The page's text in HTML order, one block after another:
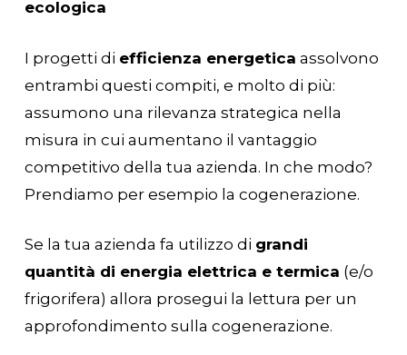
ecologica
I progetti di efficienza energetica assolvono
entrambi questi compiti, e molto di più:
assumono una rilevanza strategica nella
misura in cui aumentano il vantaggio
competitivo della tua azienda. In che modo?
Prendiamo per esempio la cogenerazione.
Se la tua azienda fa utilizzo di grandi
quantità di energia elettrica e termica (e/o
frigorifera) allora prosegui la lettura per un
approfondimento sulla cogenerazione.